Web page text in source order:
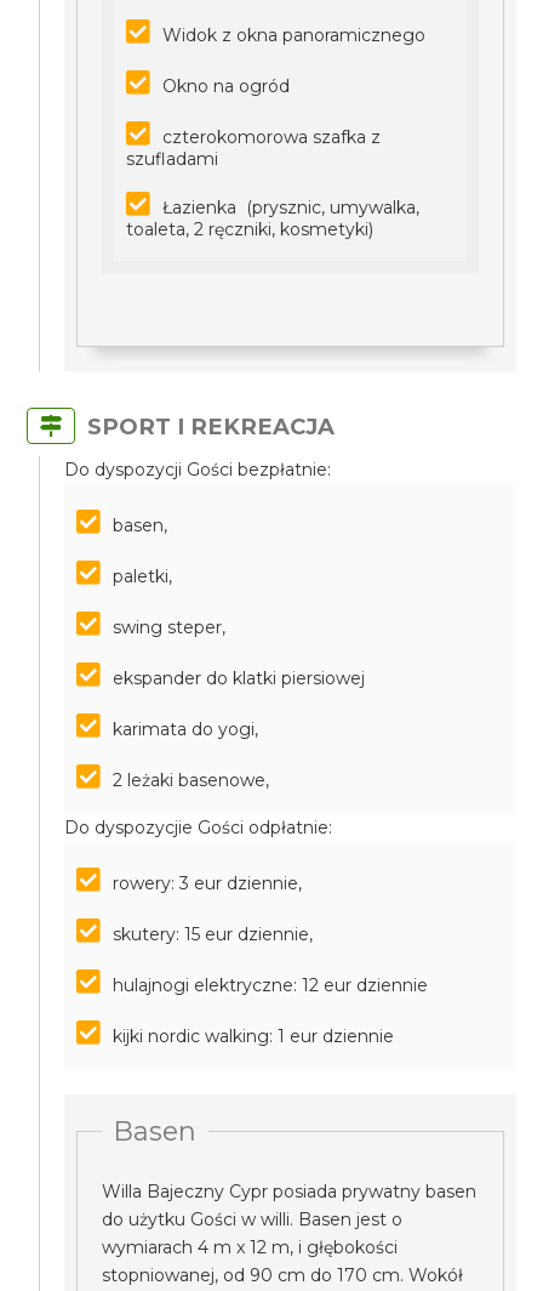
Widok z okna panoramicznego
Okno na ogród
czterokomorowa szafka z
szufladami
Łazienka (prysznic, umywalka,
toaleta, 2 ręczniki, kosmetyki)
SPORT I REKREACJA
Do dyspozycji Gości bezpłatnie:
basen,
paletki,
swing steper,
ekspander do klatki piersiowej
karimata do yogi,
2 leżaki basenowe,
Do dyspozycjie Gości odpłatnie:
rowery: 3 eur dziennie,
skutery: 15 eur dziennie,
hulajnogi elektryczne: 12 eur dziennie
kijki nordic walking: 1 eur dziennie
Basen
Willa Bajeczny Cypr posiada prywatny basen
do użytku Gości w willi. Basen jest o
wymiarach 4 m x 12 m, i głębokości
stopniowanej, od 90 cm do 170 cm. Wokół